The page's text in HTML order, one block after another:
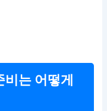
비는 어떻게